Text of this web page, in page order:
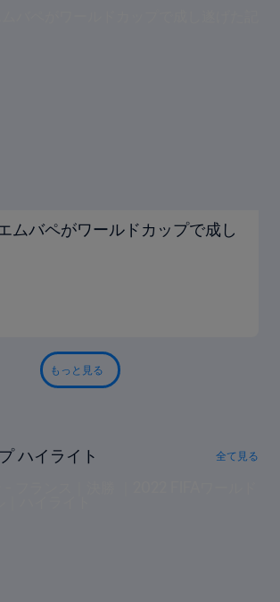
ムバペがワールドカップで成し
もっと見る
ハイライト 全て見る